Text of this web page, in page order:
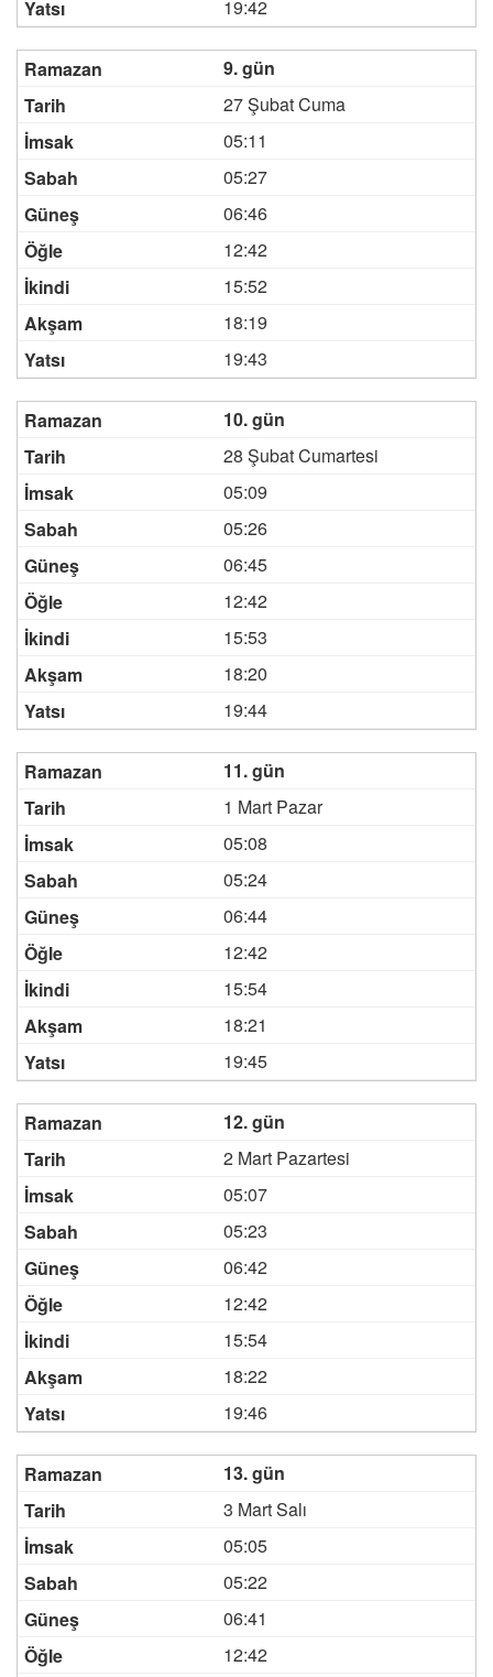
19:42
9. gün
27 Şubat Cuma
05:11
05:27
06:46
12:42
15:52
18:19
19:43
10. gün
28 Şubat Cumartesi
05:09
05:26
06:45
12:42
15:53
18:20
19:44
11. gün
1 Mart Pazar
05:08
05:24
06:44
12:42
15:54
18:21
19:45
12. gün
2 Mart Pazartesi
05:07
05:23
06:42
12:42
15:54
18:22
19:46
13. gün
3 Mart Salı
05:05
05:22
06:41
12:42